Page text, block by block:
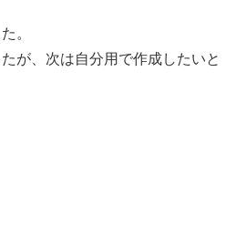
。
が、次は自分用で作成したいと